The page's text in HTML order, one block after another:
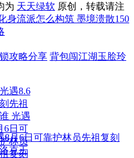
为 天天绿软 原创，转载请注
身流派怎么构筑 墨境溃散150
攻略分享 背包闯江湖玉脍玲
月6日可靠护林员先祖复刻